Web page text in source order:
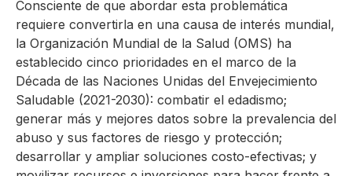
Consciente de que abordar esta problemática
requiere convertirla en una causa de interés mundial,
la Organización Mundial de la Salud (OMS) ha
establecido cinco prioridades en el marco de la
Década de las Naciones Unidas del Envejecimiento
Saludable (2021-2030): combatir el edadismo;
generar más y mejores datos sobre la prevalencia del
abuso y sus factores de riesgo y protección;
desarrollar y ampliar soluciones costo-efectivas; y